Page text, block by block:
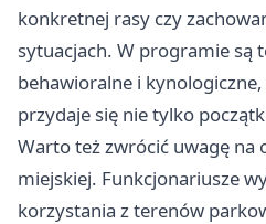
konkretnej rasy czy
sytuacjach. W programie są
behawioralne i
przydaje się nie tylko
Warto też zwrócić uwagę na
miejskiej. Funkcjonariusze
korzystania z terenów